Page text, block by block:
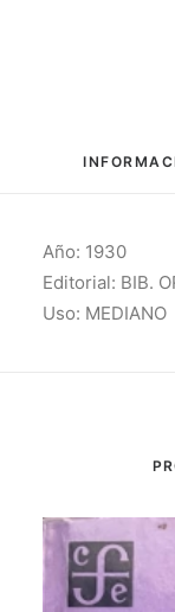
Año: 1930
Editorial: BIB.
Uso: MEDIANO